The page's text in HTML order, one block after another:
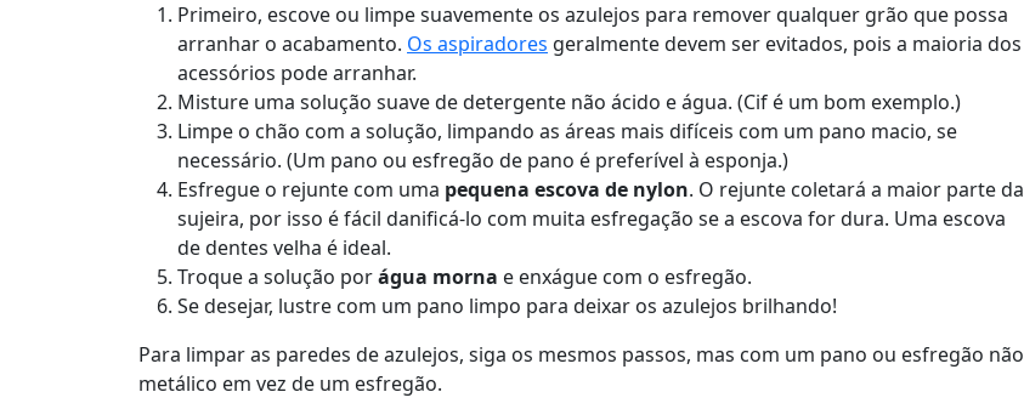
Primeiro, escove ou limpe suavemente os azulejos para remover qualquer grão que possa
arranhar o acabamento. Os aspiradores geralmente devem ser evitados, pois a maioria dos
acessórios pode arranhar.
Misture uma solução suave de detergente não ácido e água. (Cif é um bom exemplo.)
Limpe o chão com a solução, limpando as áreas mais difíceis com um pano macio, se
necessário. (Um pano ou esfregão de pano é preferível à esponja.)
Esfregue o rejunte com uma pequena escova de nylon. O rejunte coletará a maior parte da
sujeira, por isso é fácil danificá-lo com muita esfregação se a escova for dura. Uma escova
de dentes velha é ideal.
Troque a solução porágua morna e enxágue com o esfregão.
Se desejar, lustre com um pano limpo para deixar os azulejos brilhando!
Para limpar as paredes de azulejos, siga os mesmos passos, mas com um pano ou esfregão não
metálico em vez de um esfregão.